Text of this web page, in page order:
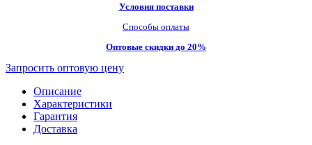
Условия поставки
Способы оплаты
Оптовые скидки до 20%
Запросить оптовую цену
Описание
Характеристики
Гарантия
Доставка